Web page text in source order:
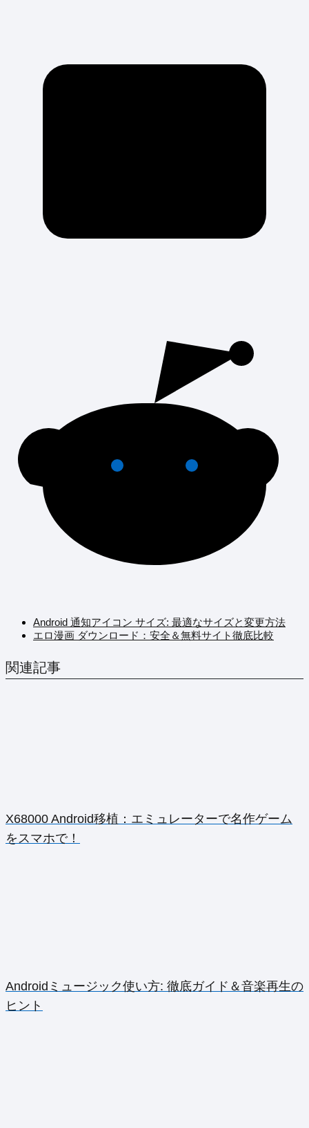
Android 通知アイコン サイズ: 最適なサイズと変更方法
エロ漫画 ダウンロード：安全＆無料サイト徹底比較
関連記事
X68000 Android移植：エミュレーターで名作ゲーム
をスマホで！
Androidミュージック使い方: 徹底ガイド＆音楽再生の
ヒント